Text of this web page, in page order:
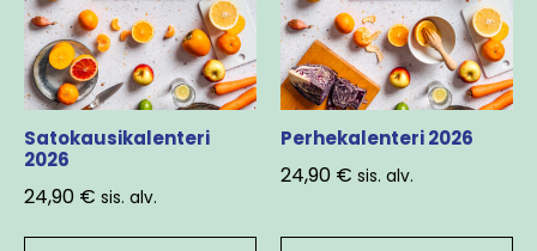
Satokausikalenteri
2026
24,90 € sis. alv.
Perhekalenteri 2026
24,90 € sis. alv.